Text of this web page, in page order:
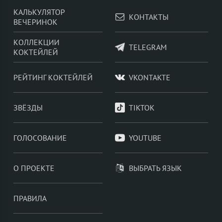
КАЛЬКУЛЯТОР
ВЕЧЕРИНОК
КОЛЛЕКЦИИ
КОКТЕЙЛЕЙ
РЕЙТИНГ КОКТЕЙЛЕЙ
ЗВЁЗДЫ
ГОЛОСОВАНИЕ
О ПРОЕКТЕ
ПРАВИЛА
КОНТАКТЫ
TELEGRAM
VKONTAKTE
TIKTOK
YOUTUBE
ВЫБРАТЬ ЯЗЫК